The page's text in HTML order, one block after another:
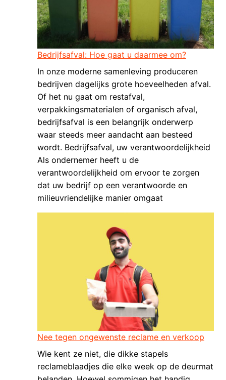
Bedrijfsafval: Hoe gaat u daarmee om?
In onze moderne samenleving produceren
bedrijven dagelijks grote hoeveelheden afval.
Of het nu gaat om restafval,
verpakkingsmaterialen of organisch afval,
bedrijfsafval is een belangrijk onderwerp
waar steeds meer aandacht aan besteed
wordt. Bedrijfsafval, uw verantwoordelijkheid
Als ondernemer heeft u de
verantwoordelijkheid om ervoor te zorgen
dat uw bedrijf op een verantwoorde en
milieuvriendelijke manier omgaat
Nee tegen ongewenste reclame en verkoop
Wie kent ze niet, die dikke stapels
reclameblaadjes die elke week op de deurmat